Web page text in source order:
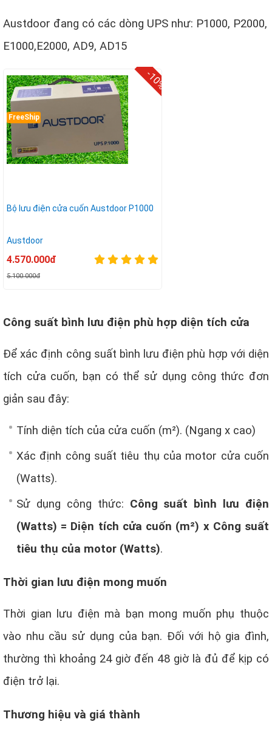
Austdoor đang có các dòng UPS như: P1000, P2000,
E1000,E2000, AD9, AD15
FreeShip
-10%
Bộ lưu điện cửa cuốn Austdoor P1000
Austdoor
4.570.000đ
5.100.000đ
Công suất bình lưu điện phù hợp diện tích cửa
Để xác định công suất bình lưu điện phù hợp với diện
tích cửa cuốn, bạn có thể sử dụng công thức đơn
giản sau đây:
Tính diện tích của cửa cuốn (m²). (Ngang x cao)
Xác định công suất tiêu thụ của motor cửa cuốn
(Watts).
Sử dụng công thức: Công suất bình lưu điện
(Watts) = Diện tích cửa cuốn (m²) x Công suất
tiêu thụ của motor (Watts).
Thời gian lưu điện mong muốn
Thời gian lưu điện mà bạn mong muốn phụ thuộc
vào nhu cầu sử dụng của bạn. Đối với hộ gia đình,
thường thì khoảng 24 giờ đến 48 giờ là đủ để kịp có
điện trở lại.
Thương hiệu và giá thành